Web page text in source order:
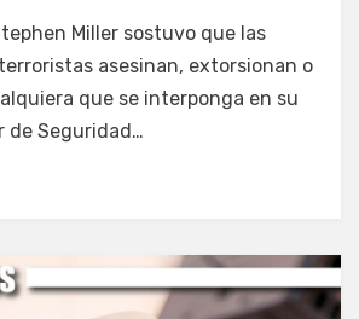
ServínMiller sostuvo que las
asesinan, extorsionan o
que se interponga en su
de Seguridad…